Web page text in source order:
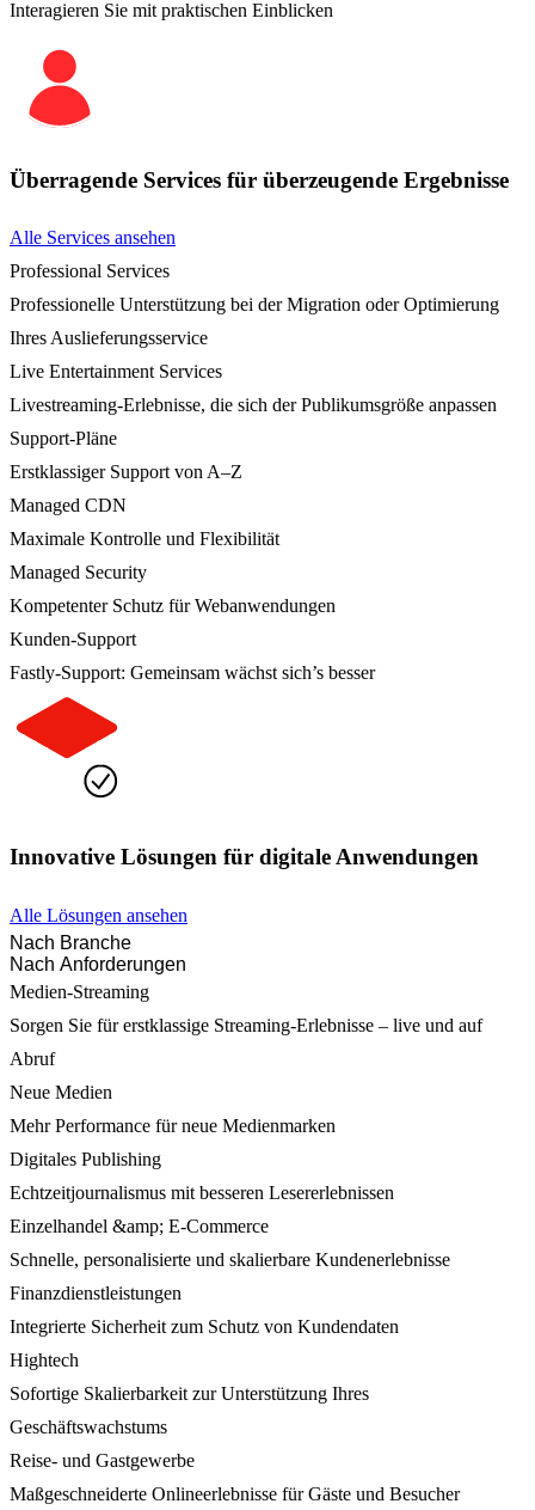
Interagieren Sie mit praktischen Einblicken
Überragende Services für überzeugende Ergebnisse
Alle Services ansehen
Professional Services
Professionelle Unterstützung bei der Migration oder Optimierung
Ihres Auslieferungsservice
Live Entertainment Services
Livestreaming-Erlebnisse, die sich der Publikumsgröße anpassen
Support-Pläne
Erstklassiger Support von A–Z
Managed CDN
Maximale Kontrolle und Flexibilität
Managed Security
Kompetenter Schutz für Webanwendungen
Kunden-Support
Fastly-Support: Gemeinsam wächst sich’s besser
Innovative Lösungen für digitale Anwendungen
Alle Lösungen ansehen
Nach Branche
Nach Anforderungen
Medien-Streaming
Sorgen Sie für erstklassige Streaming-Erlebnisse – live und auf
Abruf
Neue Medien
Mehr Performance für neue Medienmarken
Digitales Publishing
Echtzeitjournalismus mit besseren Lesererlebnissen
Einzelhandel &amp; E-Commerce
Schnelle, personalisierte und skalierbare Kundenerlebnisse
Finanzdienstleistungen
Integrierte Sicherheit zum Schutz von Kundendaten
Hightech
Sofortige Skalierbarkeit zur Unterstützung Ihres
Geschäftswachstums
Reise- und Gastgewerbe
Maßgeschneiderte Onlineerlebnisse für Gäste und Besucher